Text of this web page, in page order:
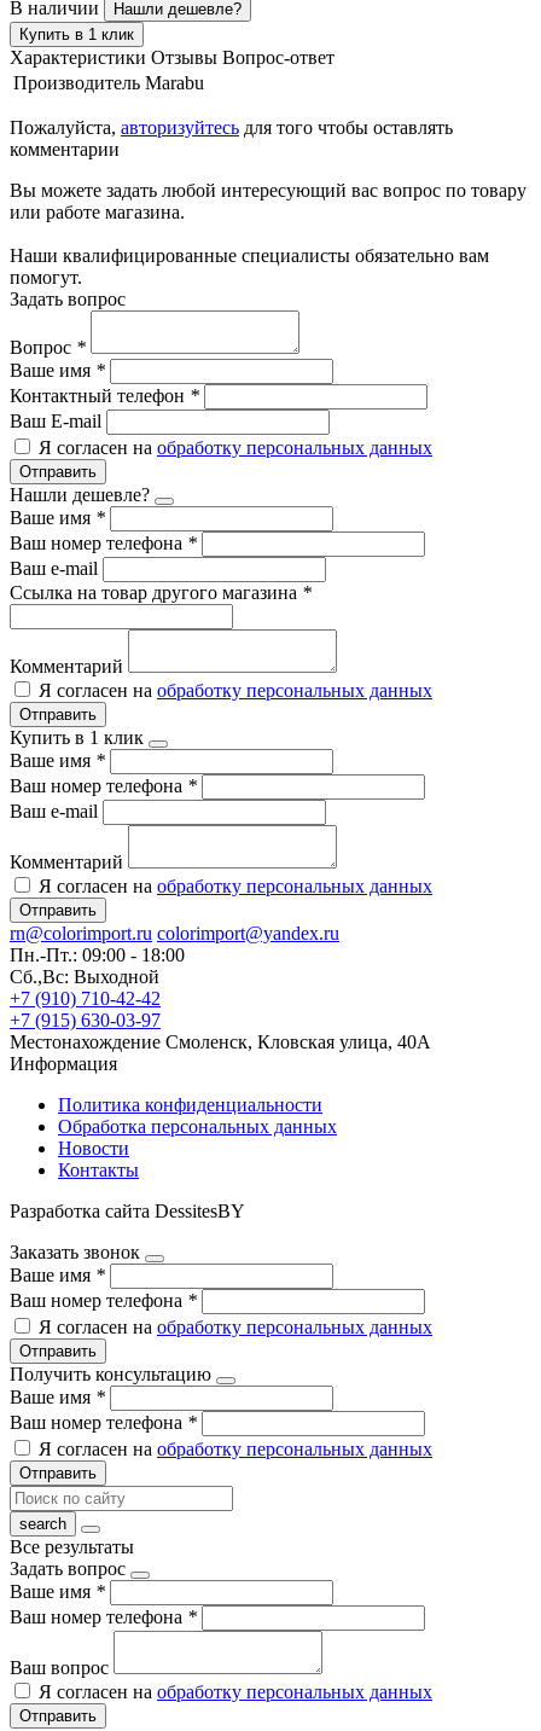
В наличии
Нашли дешевле?
Купить в 1 клик
Характеристики Отзывы Вопрос-ответ
Производитель Marabu
Пожалуйста, авторизуйтесь для того чтобы оставлять
комментарии
Вы можете задать любой интересующий вас вопрос по товару
или работе магазина.
Наши квалифицированные специалисты обязательно вам
помогут.
Задать вопрос
Вопрос *
Ваше имя *
Контактный телефон *
Ваш E-mail
Я согласен на обработку персональных данных
Отправить
Нашли дешевле?
Ваше имя *
Ваш номер телефона *
Ваш e-mail
Ссылка на товар другого магазина *
Комментарий
Я согласен на обработку персональных данных
Отправить
Купить в 1 клик
Ваше имя *
Ваш номер телефона *
Ваш e-mail
Комментарий
Я согласен на обработку персональных данных
Отправить
rn@colorimport.ru colorimport@yandex.ru
Пн.-Пт.: 09:00 - 18:00
Сб.,Вс: Выходной
+7 (910) 710-42-42
+7 (915) 630-03-97
Местонахождение Смоленск, Кловская улица, 40А
Информация
Политика конфиденциальности
Обработка персональных данных
Новости
Контакты
Разработка сайта DessitesBY
Заказать звонок
Ваше имя *
Ваш номер телефона *
Я согласен на обработку персональных данных
Отправить
Получить консультацию
Ваше имя *
Ваш номер телефона *
Я согласен на обработку персональных данных
Отправить
Все результаты
Задать вопрос
Ваше имя *
Ваш номер телефона *
Ваш вопрос
Я согласен на обработку персональных данных
Отправить